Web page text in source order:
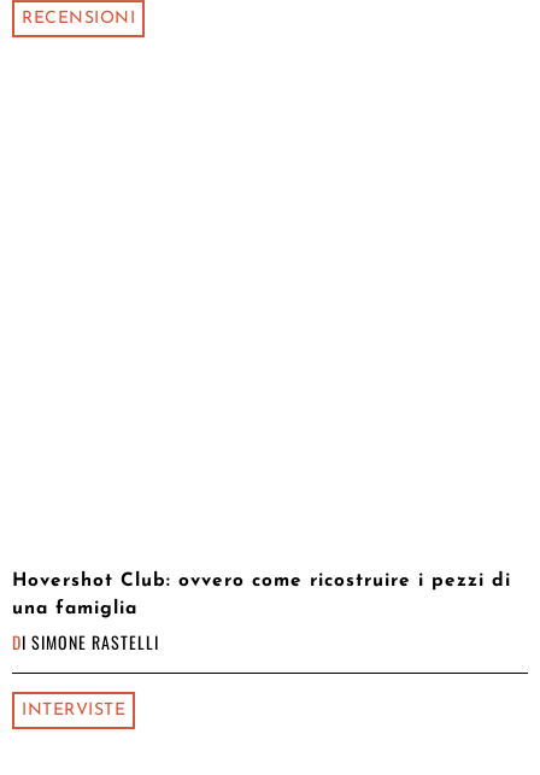
RECENSIONI
Hovershot Club: ovvero come ricostruire i pezzi di
una famiglia
DI SIMONE RASTELLI
INTERVISTE